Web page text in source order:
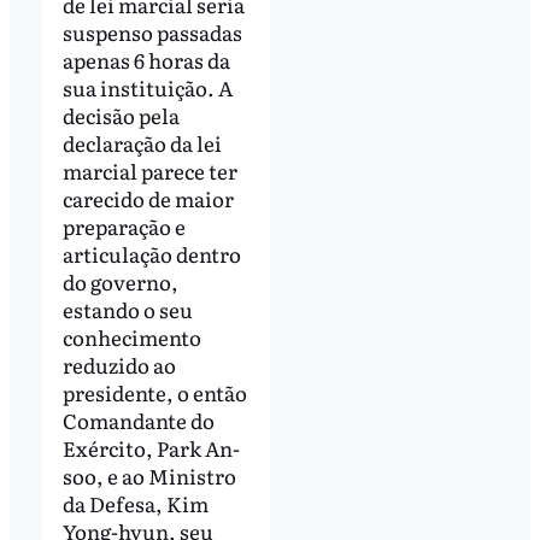
suspenso passadas
apenas 6 horas da
sua instituição. A
decisão pela
declaração da lei
marcial parece ter
carecido de maior
preparação e
articulação dentro
do governo,
estando o seu
conhecimento
reduzido ao
presidente, o então
Comandante do
Exército, Park An-
soo, e ao Ministro
da Defesa, Kim
Yong-hyun, seu